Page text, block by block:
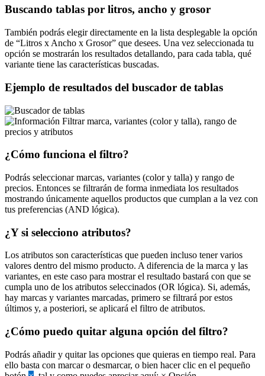
Buscando tablas por litros, ancho y grosor
También podrás elegir directamente en la lista desplegable la opción
de
Litros x Ancho x Grosor
que desees. Una vez seleccionada tu
opción se mostrarán los resultados detallando, para cada tabla, qué
variante tiene las características buscadas.
Ejemplo de resultados del buscador de tablas
Filtrar marca, variantes (color y talla), rango de
precios y atributos
¿Cómo funciona el filtro?
Podrás seleccionar marcas, variantes (color y talla) y rango de
precios. Entonces se filtrarán de forma inmediata los resultados
mostrando únicamente aquellos productos que cumplan a la vez con
tus preferencias (AND lógica).
¿Y si selecciono atributos?
Los atributos son características que pueden incluso tener varios
valores dentro del mismo producto. A diferencia de la marca y las
variantes, en este caso para mostrar el resultado bastará con que se
cumpla uno de los atributos seleccinados (OR lógica). Si, además,
hay marcas y variantes marcadas, primero se filtrará por estos
últimos y, a posteriori, se aplicará el filtro de atributos.
¿Cómo puedo quitar alguna opción del filtro?
Podrás añadir y quitar las opciones que quieras en tiempo real. Para
ello basta con marcar o desmarcar, o bien hacer clic en el pequeño